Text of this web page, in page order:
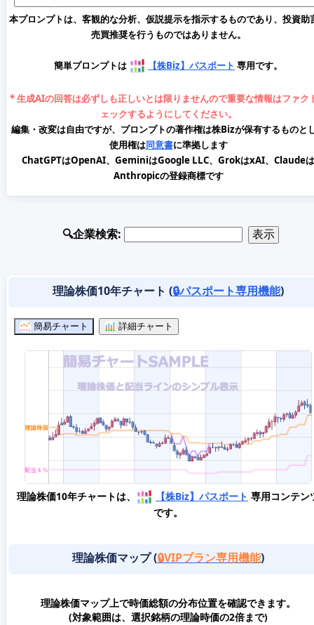
本プロンプトは、客観的な分析、仮説提示を指示するものであり、投資助
売買推奨を行うものではありません。
簡単プロンプトは 【株Biz】パスポート 専用です。
* 生成AIの回答は必ずしも正しいとは限りませんので重要な情報はファク
ェックするようにしてください。
編集・改変は自由ですが、プロンプトの著作権は株Bizが保有するものと
使用権は同意書に準拠します
ChatGPTはOpenAI、GeminiはGoogle LLC、GrokはxAI、Claudeは
Anthropicの登録商標です
🔍企業検索:
理論株価10年チャート (🔒パスポート専用機能)
簡易チャート 詳細チャート
理論株価10年チャートは、 【株Biz】パスポート 専用コンテン
です。
理論株価マップ (🔒VIPプラン専用機能)
理論株価マップ上で時価総額の分布位置を確認できます。
(対象範囲は、選択銘柄の理論時価の2倍まで)